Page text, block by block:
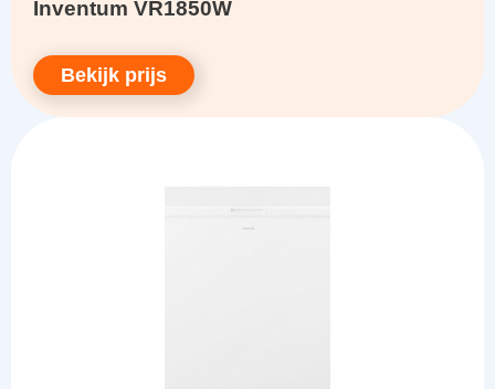
Inventum VR1850W
Bekijk prijs